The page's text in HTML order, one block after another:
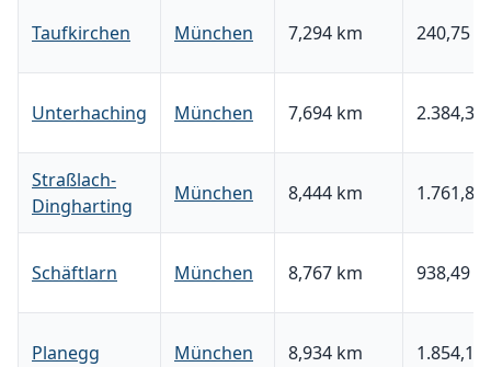
Taufkirchen München 7,294 km 240,75 €
Unterhaching München 7,694 km 2.384,37
Straßlach-
Dingharting
München 8,444 km 1.761,86
Schäftlarn München 8,767 km 938,49 €
Planegg München 8,934 km 1.854,11